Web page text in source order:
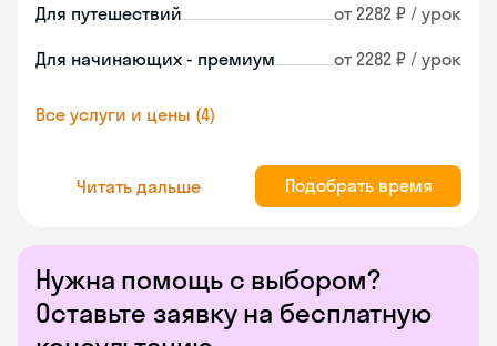
Нужна помощь с выбором?
Оставьте заявку на бесплатную
Для путешествий от 2282 ₽ / урок
Для начинающих - премиум от 2282 ₽ / урок
Все услуги и цены (4)
Читать дальше Подобрать время